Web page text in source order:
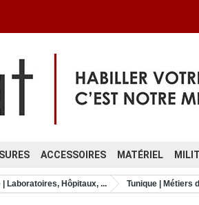
ACCESSOIRES MATÉRIEL
Laboratoires, Hôpitaux, ... Tunique | Métiers